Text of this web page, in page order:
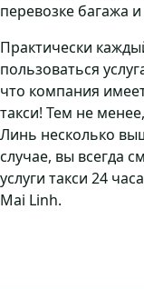
перевозке багажа и
Практически
пользоваться
что компания
такси! Тем не
Линь несколько
случае, вы всегда
услуги такси 24
Mai Linh.